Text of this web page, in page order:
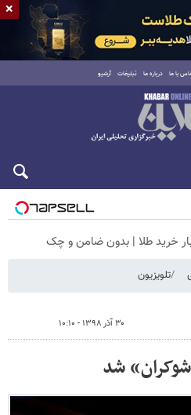
با ما درباره ما تبلیغات آرشیو
تلویزیون
۳۰ آذر ۱۳۹۸ - ۱۰:۱۰
شد
×